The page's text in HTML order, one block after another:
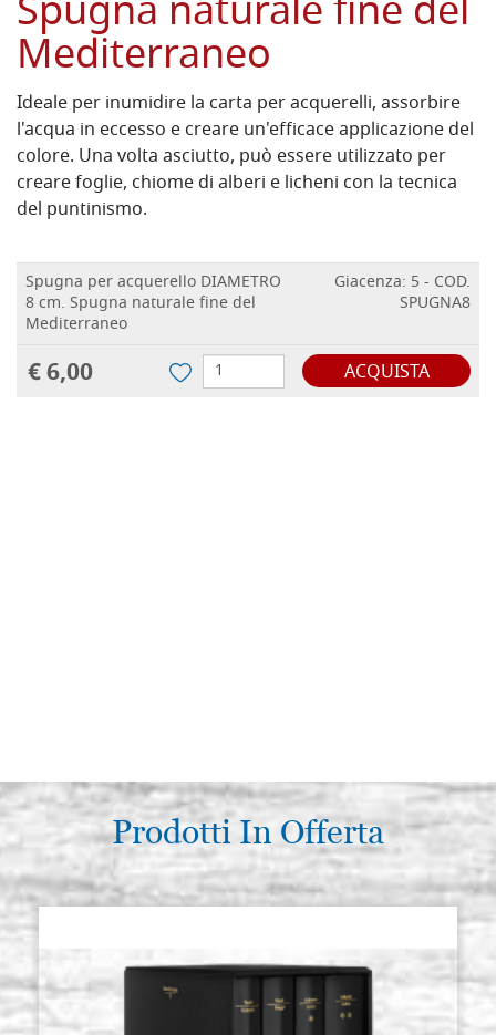
Spugna naturale fine del
Mediterraneo
Ideale per inumidire la carta per acquerelli, assorbire
l'acqua in eccesso e creare un'efficace applicazione del
colore. Una volta asciutto, può essere utilizzato per
creare foglie, chiome di alberi e licheni con la tecnica
del puntinismo.
Spugna per acquerello DIAMETRO
8 cm. Spugna naturale fine del
Mediterraneo
Giacenza: 5 - COD.
SPUGNA8
€ 6,00 ACQUISTA
Prodotti In Offerta